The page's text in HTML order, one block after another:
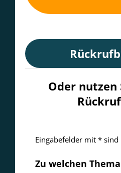
Oder nutzen
Eingabefelder mit *
Zu welchen